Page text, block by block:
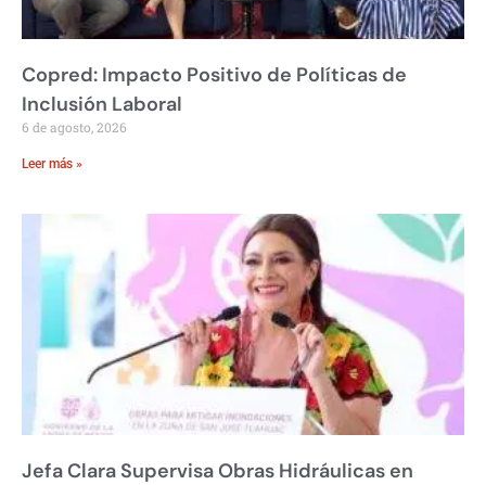
Copred: Impacto Positivo de Políticas de
Inclusión Laboral
6 de agosto, 2026
Leer más »
Jefa Clara Supervisa Obras Hidráulicas en